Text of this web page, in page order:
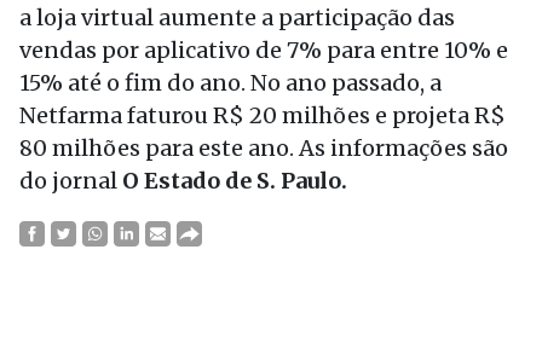
a loja virtual aumente a participação das
vendas por aplicativo de 7% para entre 10% e
15% até o fim do ano. No ano passado, a
Netfarma faturou R$ 20 milhões e projeta R$
80 milhões para este ano. As informações são
do jornal O Estado de S. Paulo.